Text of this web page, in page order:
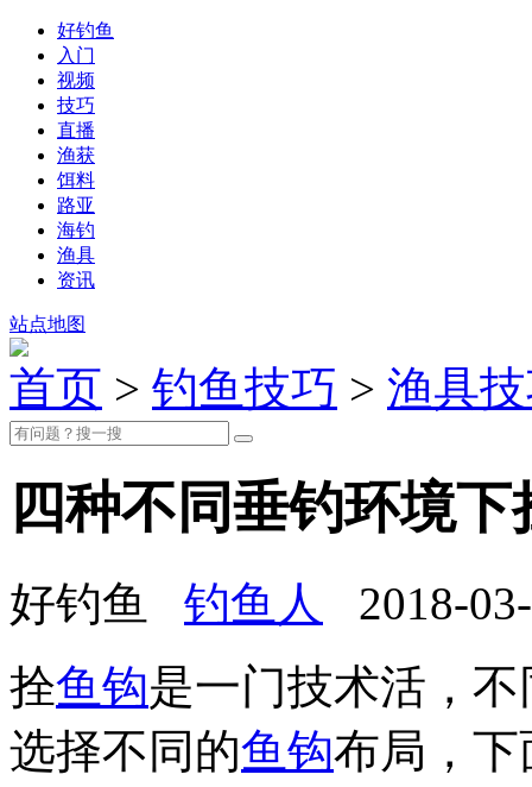
好钓鱼
入门
视频
技巧
直播
渔获
饵料
路亚
海钓
渔具
资讯
站点地图
首页 > 钓鱼技巧 > 渔具
四种不同垂钓环境
好钓鱼 钓鱼人
2018-
拴鱼钩是一门技术活，
选择不同的鱼钩布局，